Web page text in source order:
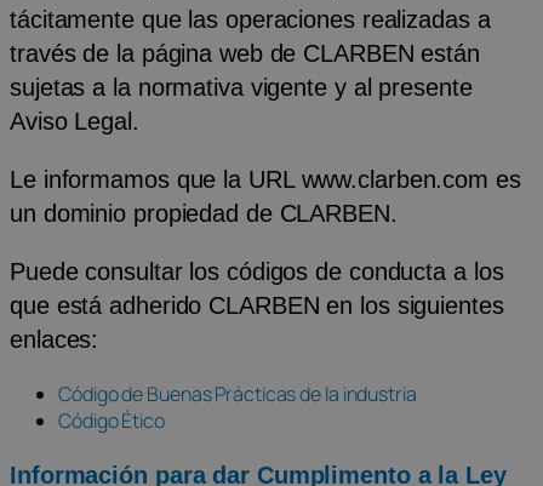
tácitamente que las operaciones realizadas a
través de la página web de CLARBEN están
sujetas a la normativa vigente y al presente
Aviso Legal.
Le informamos que la URL www.clarben.com es
un dominio propiedad de CLARBEN.
Puede consultar los códigos de conducta a los
que está adherido CLARBEN en los siguientes
enlaces:
Código de Buenas Prácticas de la industria
Código Ético
Información para dar Cumplimento a la Ley